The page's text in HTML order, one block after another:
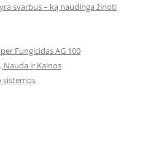
svarbus – ką naudinga žinoti
Fungicidas AG 100
Nauda ir Kainos
sistemos